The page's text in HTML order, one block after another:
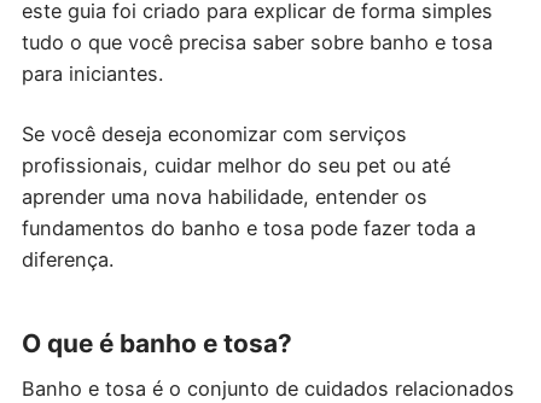
este guia foi criado para explicar de forma simples
tudo o que você precisa saber sobre banho e tosa
para iniciantes.
Se você deseja economizar com serviços
profissionais, cuidar melhor do seu pet ou até
aprender uma nova habilidade, entender os
fundamentos do banho e tosa pode fazer toda a
diferença.
O que é banho e tosa?
Banho e tosa é o conjunto de cuidados relacionados